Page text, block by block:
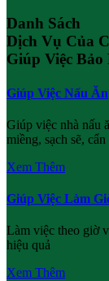
Danh Sách
Dịch Vụ Của
Giúp Việc Bảo
Giúp Việc Nấu Ăn
Giúp việc nhà nấu
miềng, sạch sẽ, cẩn
Xem Thêm
Giúp Việc Làm
Làm việc theo giờ
hiệu quả
Xem Thêm